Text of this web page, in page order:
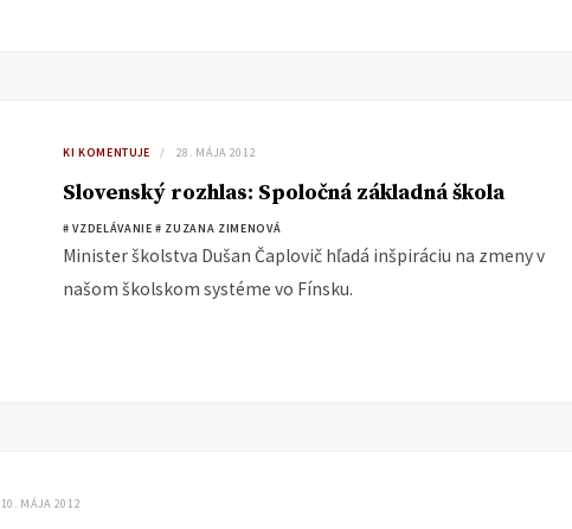
KI KOMENTUJE 28. MÁJA 2012
Slovenský rozhlas: Spoločná základná škola
# VZDELÁVANIE # ZUZANA ZIMENOVÁ
Minister školstva Dušan Čaplovič hľadá inšpiráciu na zmeny v
našom školskom systéme vo Fínsku.
10. MÁJA 2012